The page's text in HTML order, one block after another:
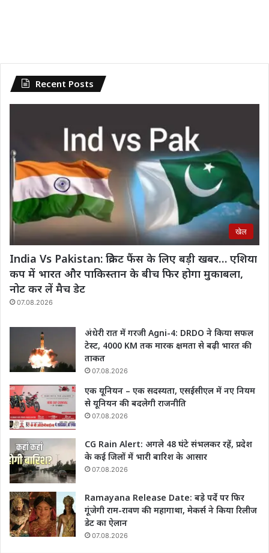
Recent Posts
खेल
India Vs Pakistan: क्रिकेट फैंस के लिए बड़ी खबर… एशिया
कप में भारत और पाकिस्तान के बीच फिर होगा मुकाबला,
नोट कर लें मैच डेट
07.08.2026
अंधेरी रात में गरजी Agni-4: DRDO ने किया सफल
टेस्ट, 4000 KM तक मारक क्षमता से बढ़ी भारत की
ताकत
07.08.2026
एक यूनियन – एक सदस्यता, एसईसीएल में नए नियम
से यूनियन की बदलेगी राजनीति
07.08.2026
CG Rain Alert: अगले 48 घंटे संभलकर रहें, प्रदेश
के कई जिलों में भारी बारिश के आसार
07.08.2026
Ramayana Release Date: बड़े पर्दे पर फिर
गूंजेगी राम-रावण की महागाथा, मेकर्स ने किया रिलीज
डेट का ऐलान
07.08.2026